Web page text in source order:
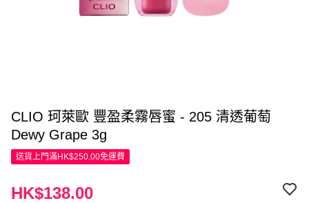
CLIO 珂萊歐 豐盈柔霧唇蜜 - 205 清透葡萄
Dewy Grape 3g
送貨上門滿HK$250.00免運費
HK$138.00